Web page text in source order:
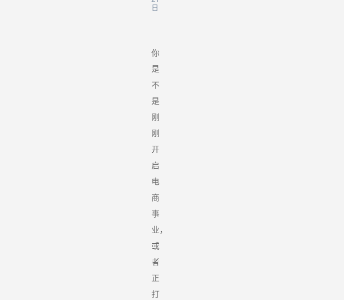
日
你
是
不
是
刚
刚
开
启
电
商
事
业，
或
者
正
打